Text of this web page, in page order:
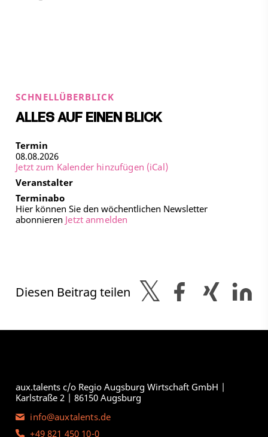
SCHNELLÜBERBLICK
ALLES AUF EINEN BLICK
Termin
08.08.2026
Jetzt zum Kalender hinzufügen (iCal)
Veranstalter
Terminabo
Hier können Sie den wöchentlichen Newsletter
abonnieren Jetzt anmelden
Diesen Beitrag teilen
aux.talents c/o Regio Augsburg Wirtschaft GmbH |
Karlstraße 2 | 86150 Augsburg
info@auxtalents.de
+49 821 450 10-0